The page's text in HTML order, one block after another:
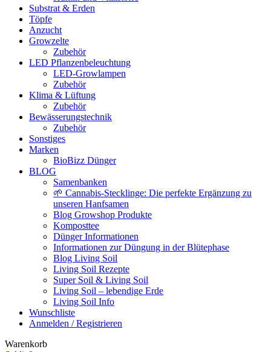
Substrat & Erden
Töpfe
Anzucht
Growzelte
Zubehör
LED Pflanzenbeleuchtung
LED-Growlampen
Zubehör
Klima & Lüftung
Zubehör
Bewässerungstechnik
Zubehör
Sonstiges
Marken
BioBizz Dünger
BLOG
Samenbanken
🌱 Cannabis-Stecklinge: Die perfekte Ergänzung zu
unseren Hanfsamen
Blog Growshop Produkte
Komposttee
Dünger Informationen
Informationen zur Düngung in der Blütephase
Blog Living Soil
Living Soil Rezepte
Super Soil & Living Soil
Living Soil – lebendige Erde
Living Soil Info
Wunschliste
Anmelden / Registrieren
Warenkorb